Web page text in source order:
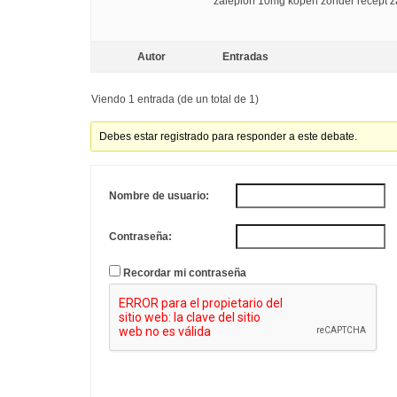
Autor Entradas
Viendo 1 entrada (de un total de 1)
Debes estar registrado para responder a este debate.
Nombre de usuario:
Contraseña:
Recordar mi contraseña